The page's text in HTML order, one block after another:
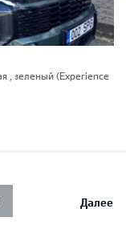
, зеленый (Experience
Далее